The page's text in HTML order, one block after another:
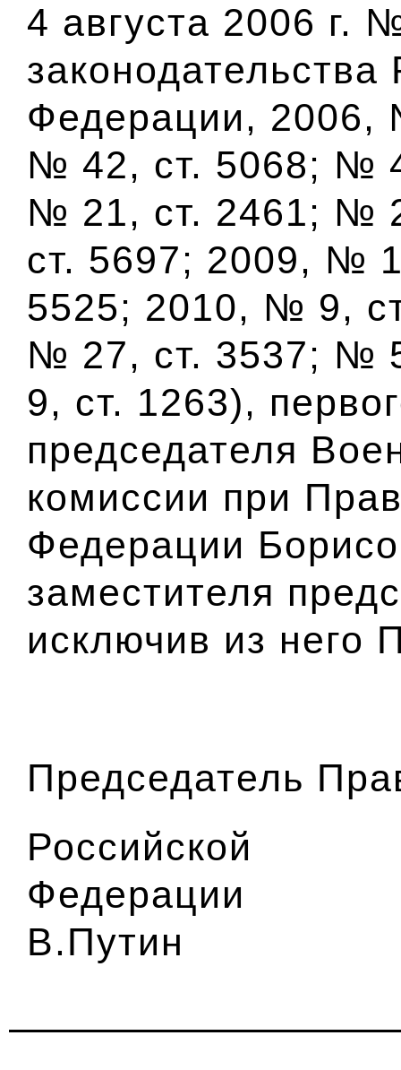
4 августа 2006 г.
законодательства
Федерации, 2006,
№ 42, ст. 5068; №
№ 21, ст. 2461; №
ст. 5697; 2009, №
5525; 2010, № 9,
№ 27, ст. 3537; №
9, ст. 1263),
председателя
комиссии при
Федерации
заместителя
исключив из него
Председатель
Российской
В.Путин